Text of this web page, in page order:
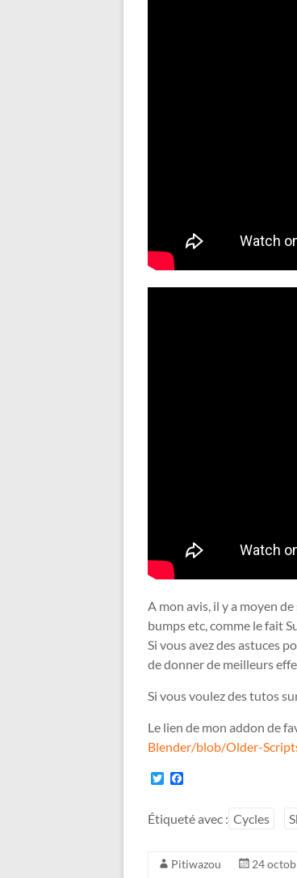
A mon avis, il y a moyen
bumps etc, comme le fait
Si vous avez des astuces
de donner de meilleurs
Si vous voulez des tutos
Le lien de mon addon de
Blender/blob/Older-
T
t
t
r
e
k
Étiqueté avec : Cycles
Pitiwazou 24